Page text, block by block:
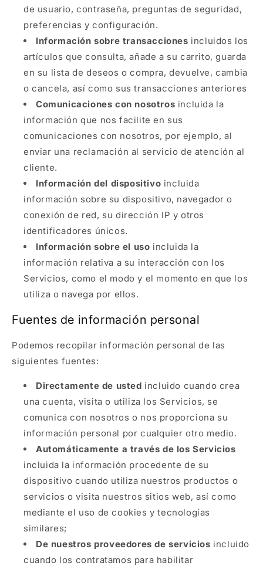
de usuario, contraseña, preguntas de seguridad,
preferencias y configuración.
Información sobre transacciones incluidos los
artículos que consulta, añade a su carrito, guarda
en su lista de deseos o compra, devuelve, cambia
o cancela, así como sus transacciones anteriores
Comunicaciones con nosotros incluida la
información que nos facilite en sus
comunicaciones con nosotros, por ejemplo, al
enviar una reclamación al servicio de atención al
cliente.
Información del dispositivo incluida
información sobre su dispositivo, navegador o
conexión de red, su dirección IP y otros
identificadores únicos.
Información sobre el uso incluida la
información relativa a su interacción con los
Servicios, como el modo y el momento en que los
utiliza o navega por ellos.
Fuentes de información personal
Podemos recopilar información personal de las
siguientes fuentes:
Directamente de usted incluido cuando crea
una cuenta, visita o utiliza los Servicios, se
comunica con nosotros o nos proporciona su
información personal por cualquier otro medio.
Automáticamente a través de los Servicios
incluida la información procedente de su
dispositivo cuando utiliza nuestros productos o
servicios o visita nuestros sitios web, así como
mediante el uso de cookies y tecnologías
similares;
De nuestros proveedores de servicios incluido
cuando los contratamos para habilitar